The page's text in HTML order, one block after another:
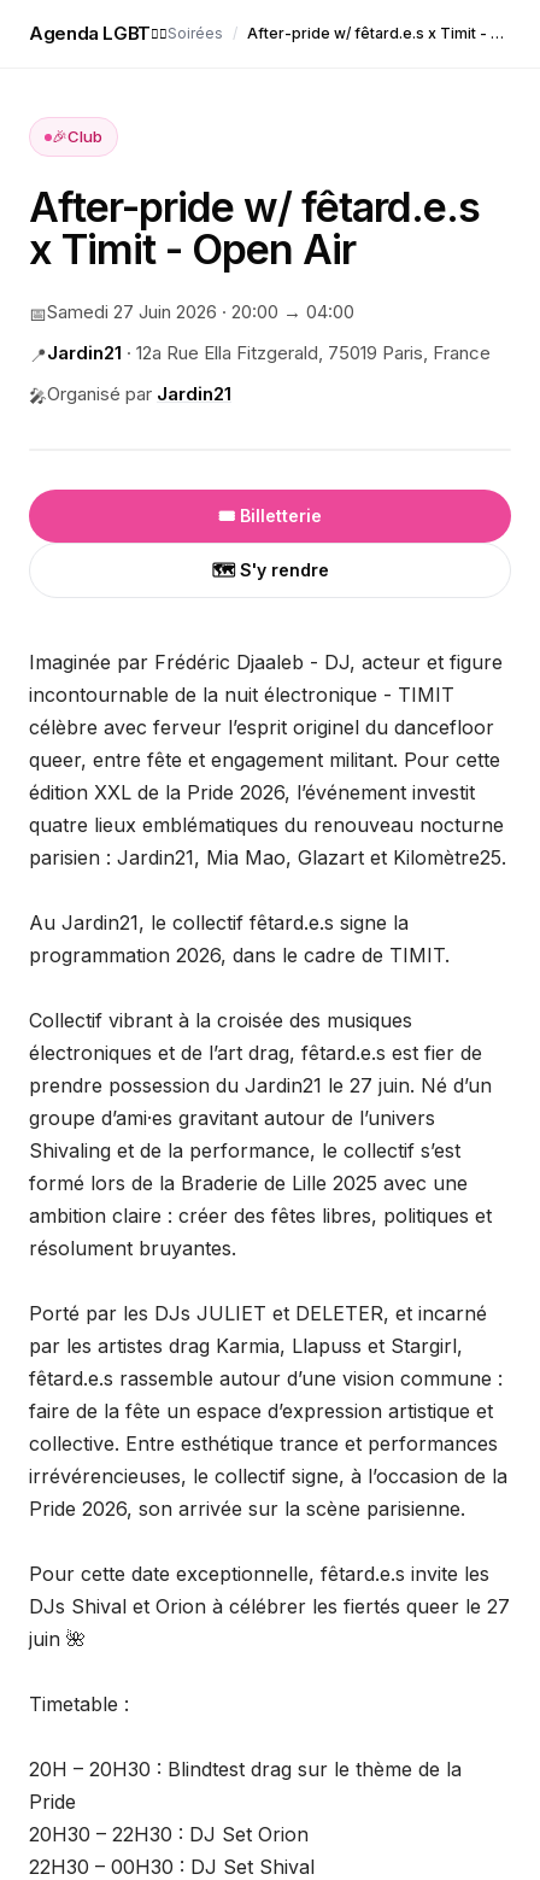
Agenda LGBT🏳️‍🌈Soirées / After-pride w/ fêtard.e.s x Timit - Open Air
🎉Club
After-pride w/ fêtard.e.s
x Timit - Open Air
📅Samedi 27 Juin 2026 · 20:00 → 04:00
📍Jardin21 · 12a Rue Ella Fitzgerald, 75019 Paris, France
🎤Organisé par Jardin21
🎟️ Billetterie
🗺️ S'y rendre
Imaginée par Frédéric Djaaleb - DJ, acteur et figure
incontournable de la nuit électronique - TIMIT
célèbre avec ferveur l’esprit originel du dancefloor
queer, entre fête et engagement militant. Pour cette
édition XXL de la Pride 2026, l’événement investit
quatre lieux emblématiques du renouveau nocturne
parisien : Jardin21, Mia Mao, Glazart et Kilomètre25.
Au Jardin21, le collectif fêtard.e.s signe la
programmation 2026, dans le cadre de TIMIT.
Collectif vibrant à la croisée des musiques
électroniques et de l’art drag, fêtard.e.s est fier de
prendre possession du Jardin21 le 27 juin. Né d’un
groupe d’ami·es gravitant autour de l’univers
Shivaling et de la performance, le collectif s’est
formé lors de la Braderie de Lille 2025 avec une
ambition claire : créer des fêtes libres, politiques et
résolument bruyantes.
Porté par les DJs JULIET et DELETER, et incarné
par les artistes drag Karmia, Llapuss et Stargirl,
fêtard.e.s rassemble autour d’une vision commune :
faire de la fête un espace d’expression artistique et
collective. Entre esthétique trance et performances
irrévérencieuses, le collectif signe, à l’occasion de la
Pride 2026, son arrivée sur la scène parisienne.
Pour cette date exceptionnelle, fêtard.e.s invite les
DJs Shival et Orion à célébrer les fiertés queer le 27
juin 🌺
Timetable :
20H – 20H30 : Blindtest drag sur le thème de la
Pride
20H30 – 22H30 : DJ Set Orion
22H30 – 00H30 : DJ Set Shival